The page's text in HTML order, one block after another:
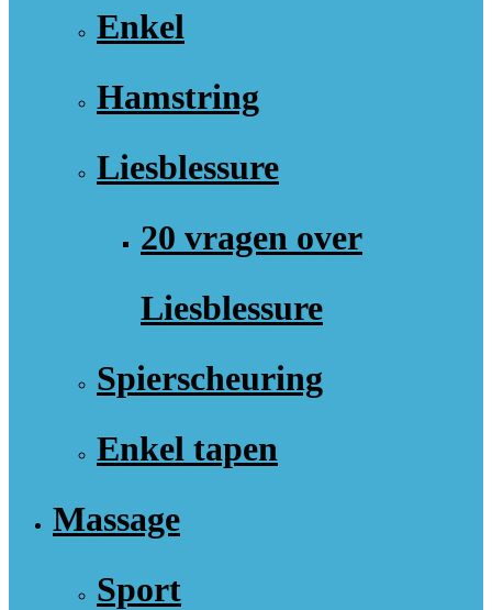
Enkel
Hamstring
Liesblessure
20 vragen over
Liesblessure
Spierscheuring
Enkel tapen
Massage
Sport